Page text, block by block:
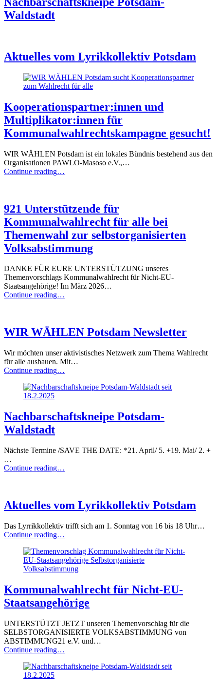
Waldstadt
Aktuelles vom Lyrikkollektiv Potsdam
Kooperationspartner:innen und
Multiplikator:innen für
Kommunalwahlrechtskampagne gesucht!
WIR WÄHLEN Potsdam ist ein lokales Bündnis bestehend aus den
Organisationen PAWLO-Masoso e.V.,…
Continue reading“Kooperationspartner:innen
Kommunalwahlrechtskampagne
gesucht!”
…
921 Unterstützende für
Kommunalwahlrecht für alle bei
Themenwahl zur selbstorganisierten
Volksabstimmung
DANKE FÜR EURE UNTERSTÜTZUNG unseres
Themenvorschlags Kommunalwahlrecht für Nicht-EU-
Staatsangehörige! Im März 2026…
Continue reading“921
für
alle
Themenwahl
zur
selbstorganisierten
Volksabstimmung”
…
WIR WÄHLEN Potsdam Newsletter
Wir möchten unser aktivistisches Netzwerk zum Thema Wahlrecht
für alle ausbauen. Mit…
Continue reading“WIR
Potsdam
…
Nachbarschaftskneipe Potsdam-
Waldstadt
Nächste Termine /SAVE THE DATE: *21. April/ 5. +19. Mai/ 2. +
…
Continue reading“Nachbarschaftskneipe
…
Aktuelles vom Lyrikkollektiv Potsdam
Das Lyrrikkollektiv trifft sich am 1. Sonntag von 16 bis 18 Uhr…
Continue reading“Aktuelles
Lyrikkollektiv
Potsdam”
…
Kommunalwahlrecht für Nicht-EU-
Staatsangehörige
UNTERSTÜTZT JETZT unseren Themenvorschlag für die
SELBSTORGANISIERTE VOLKSABSTIMMUNG von
ABSTIMMUNG21 e.V. und…
Continue reading“Kommunalwahlrecht
Nicht-
…